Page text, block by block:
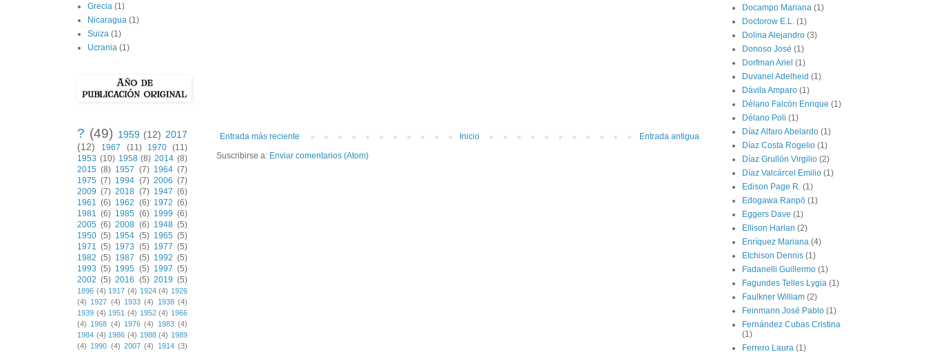
Entrada más reciente Entrada antigua
Inicio
Suscribirse a: Enviar comentarios (Atom)
Grecia (1)
Nicaragua (1)
Suiza (1)
Ucrania (1)
? (49) 1959 (12) 2017
(12)
1967 (11) 1970 (11)
1953 (10) 1958 (8) 2014 (8)
2015 (8) 1957 (7) 1964 (7)
1975 (7) 1994 (7) 2006 (7)
2009 (7) 2018 (7) 1947 (6)
1961 (6) 1962 (6) 1972 (6)
1981 (6) 1985 (6) 1999 (6)
2005 (6) 2008 (6) 1948 (5)
1950 (5) 1954 (5) 1965 (5)
1971 (5) 1973 (5) 1977 (5)
1982 (5) 1987 (5) 1992 (5)
1993 (5) 1995 (5) 1997 (5)
2002 (5) 2016 (5) 2019 (5)
1896 (4) 1917 (4) 1924 (4) 1926
(4) 1927 (4) 1933 (4) 1938 (4)
1939 (4) 1951 (4) 1952 (4) 1966
(4) 1968 (4) 1976 (4) 1983 (4)
1984 (4) 1986 (4) 1988 (4) 1989
(4) 1990 (4) 2007 (4) 1914 (3)
Docampo Mariana (1)
Doctorow E.L. (1)
Dolina Alejandro (3)
Donoso José (1)
Dorfman Ariel (1)
Duvanel Adelheid (1)
Dávila Amparo (1)
Délano Falcón Enrique (1)
Délano Poli (1)
Díaz Alfaro Abelardo (1)
Díaz Costa Rogelio (1)
Díaz Grullón Virgilio (2)
Díaz Valcárcel Emilio (1)
Edison Page R. (1)
Edogawa Ranpō (1)
Eggers Dave (1)
Ellison Harlan (2)
Enríquez Mariana (4)
Etchison Dennis (1)
Fadanelli Guillermo (1)
Fagundes Telles Lygia (1)
Faulkner William (2)
Feinmann José Pablo (1)
Fernández Cubas Cristina
(1)
Ferrero Laura (1)